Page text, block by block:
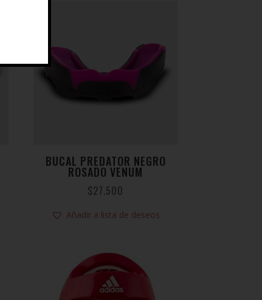
BUCAL PREDATOR NEGRO
ROSADO VENUM
$27.500
Añadir a lista de deseos